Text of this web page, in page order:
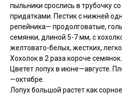
пыльники срослись в трубочку
придатками. Пестик с нижней
репейника— продолговатые,
семянки, длиной 5-7 мм, с
желтовато-белых, жестких,
Хохолок в 2 раза короче семянок.
Цветет лопух в июне—августе.
—октябре.
Лопух большой растет как